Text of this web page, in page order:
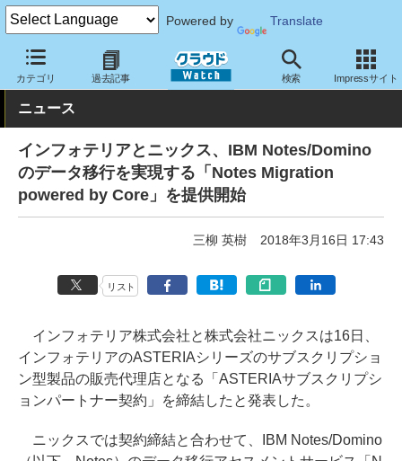
Powered by Translate
カテゴリ 過去記事 検索 Impressサイト
クラウド Watch サービス・ソフト サービス 導入支援
ニュース
インフォテリアとニックス、IBM Notes/Domino
のデータ移行を実現する「Notes Migration
powered by Core」を提供開始
三柳 英樹 2018年3月16日 17:43
リスト
インフォテリア株式会社と株式会社ニックスは16日、
インフォテリアのASTERIAシリーズのサブスクリプショ
ン型製品の販売代理店となる「ASTERIAサブスクリプシ
ョンパートナー契約」を締結したと発表した。
ニックスでは契約締結と合わせて、IBM Notes/Domino